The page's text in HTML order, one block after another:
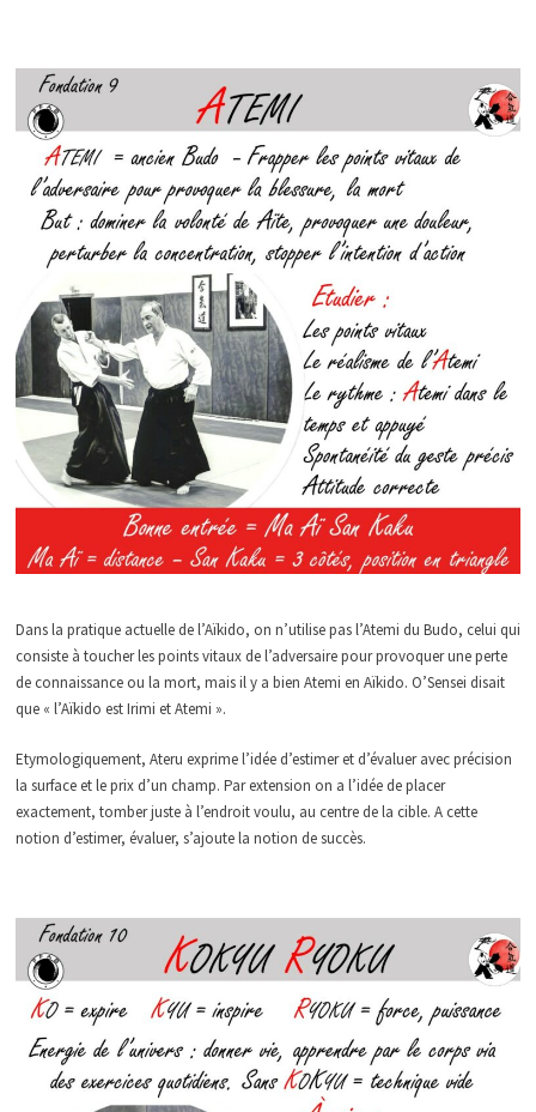
Dans la pratique actuelle de l’Aïkido, on n’utilise pas l’Atemi du Budo, celui qui
consiste à toucher les points vitaux de l’adversaire pour provoquer une perte
de connaissance ou la mort, mais il y a bien Atemi en Aïkido. O’Sensei disait
que « l’Aïkido est Irimi et Atemi ».
Etymologiquement, Ateru exprime l’idée d’estimer et d’évaluer avec précision
la surface et le prix d’un champ. Par extension on a l’idée de placer
exactement, tomber juste à l’endroit voulu, au centre de la cible. A cette
notion d’estimer, évaluer, s’ajoute la notion de succès.